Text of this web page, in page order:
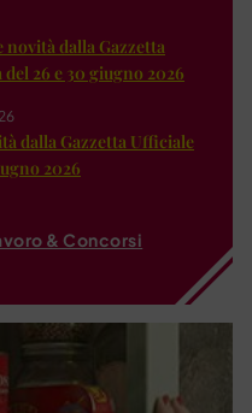
dalla Gazzetta
26 e 30 giugno 2026
dalla Gazzetta Ufficiale
2026
& Concorsi